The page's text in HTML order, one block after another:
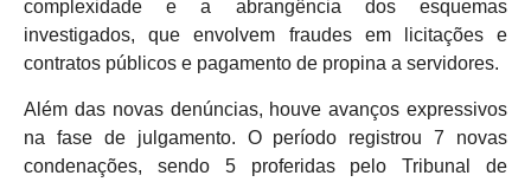
complexidade e a abrangência dos esquemas
investigados, que envolvem fraudes em licitações e
contratos públicos e pagamento de propina a servidores.
Além das novas denúncias, houve avanços expressivos
na fase de julgamento. O período registrou 7 novas
condenações, sendo 5 proferidas pelo Tribunal de